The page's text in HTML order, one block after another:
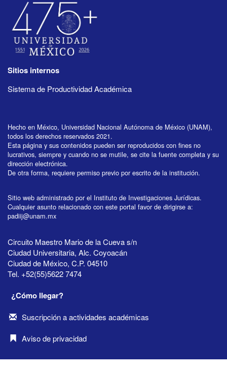
Sitios internos
Sistema de Productividad Académica
Hecho en México, Universidad Nacional Autónoma de México (UNAM),
todos los derechos reservados 2021.
Esta página y sus contenidos pueden ser reproducidos con fines no
lucrativos, siempre y cuando no se mutile, se cite la fuente completa y su
dirección electrónica.
De otra forma, requiere permiso previo por escrito de la institución.
Sitio web administrado por el Instituto de Investigaciones Jurídicas.
Cualquier asunto relacionado con este portal favor de dirigirse a:
padiij@unam.mx
Circuito Maestro Mario de la Cueva s/n
Ciudad Universitaria, Alc. Coyoacán
Ciudad de México, C.P. 04510
Tel. +52(55)5622 7474
¿Cómo llegar?
Suscripción a actividades académicas
Aviso de privacidad